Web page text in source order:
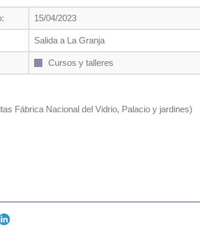
15/04/2023
Salida a La Granja
Cursos y talleres
Fábrica Nacional del Vidrio, Palacio y jardines)